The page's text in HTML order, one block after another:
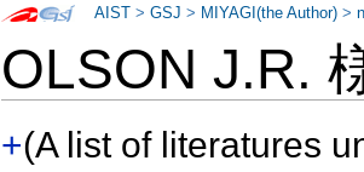
OLSON J.R.
+(A list of literatures
AIST >GSJ > MIYAGI(the Author) >